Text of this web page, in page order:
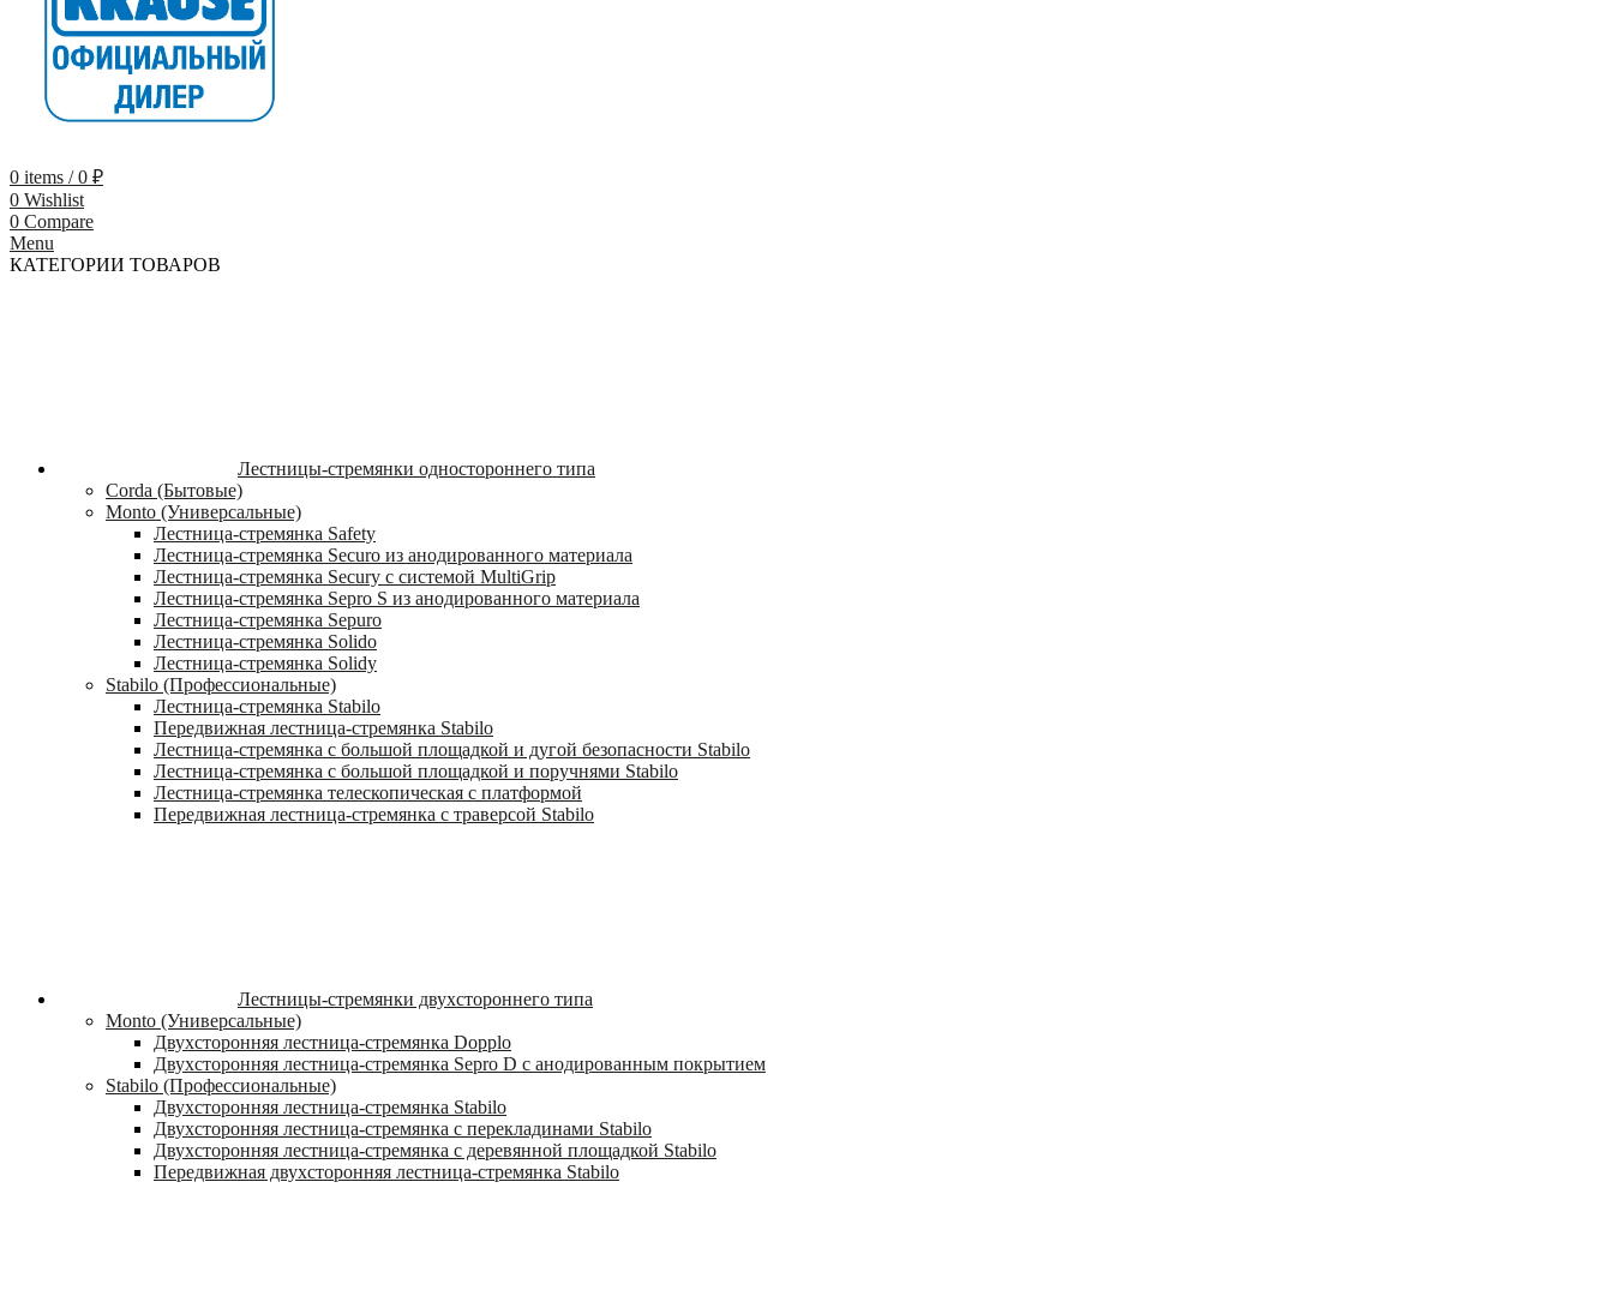
0 items / 0 ₽
0 Wishlist
0 Compare
Menu
КАТЕГОРИИ ТОВАРОВ
Лестницы-стремянки одностороннего типа
Corda (Бытовые)
Monto (Универсальные)
Лестница-стремянка Safety
Лестница-стремянка Securo из анодированного материала
Лестница-стремянка Secury с системой MultiGrip
Лестница-стремянка Sepro S из анодированного материала
Лестница-стремянка Sepuro
Лестница-стремянка Solido
Лестница-стремянка Solidy
Stabilo (Профессиональные)
Лестница-стремянка Stabilo
Передвижная лестница-стремянка Stabilo
Лестница-стремянка с большой площадкой и дугой безопасности Stabilo
Лестница-стремянка с большой площадкой и поручнями Stabilo
Лестница-стремянка телескопическая с платформой
Передвижная лестница-стремянка с траверсой Stabilo
Лестницы-стремянки двухстороннего типа
Monto (Универсальные)
Двухсторонняя лестница-стремянка Dopplo
Двухсторонняя лестница-стремянка Sepro D с анодированным покрытием
Stabilo (Профессиональные)
Двухсторонняя лестница-стремянка Stabilo
Двухсторонняя лестница-стремянка с перекладинами Stabilo
Двухсторонняя лестница-стремянка с деревянной площадкой Stabilo
Передвижная двухсторонняя лестница-стремянка Stabilo